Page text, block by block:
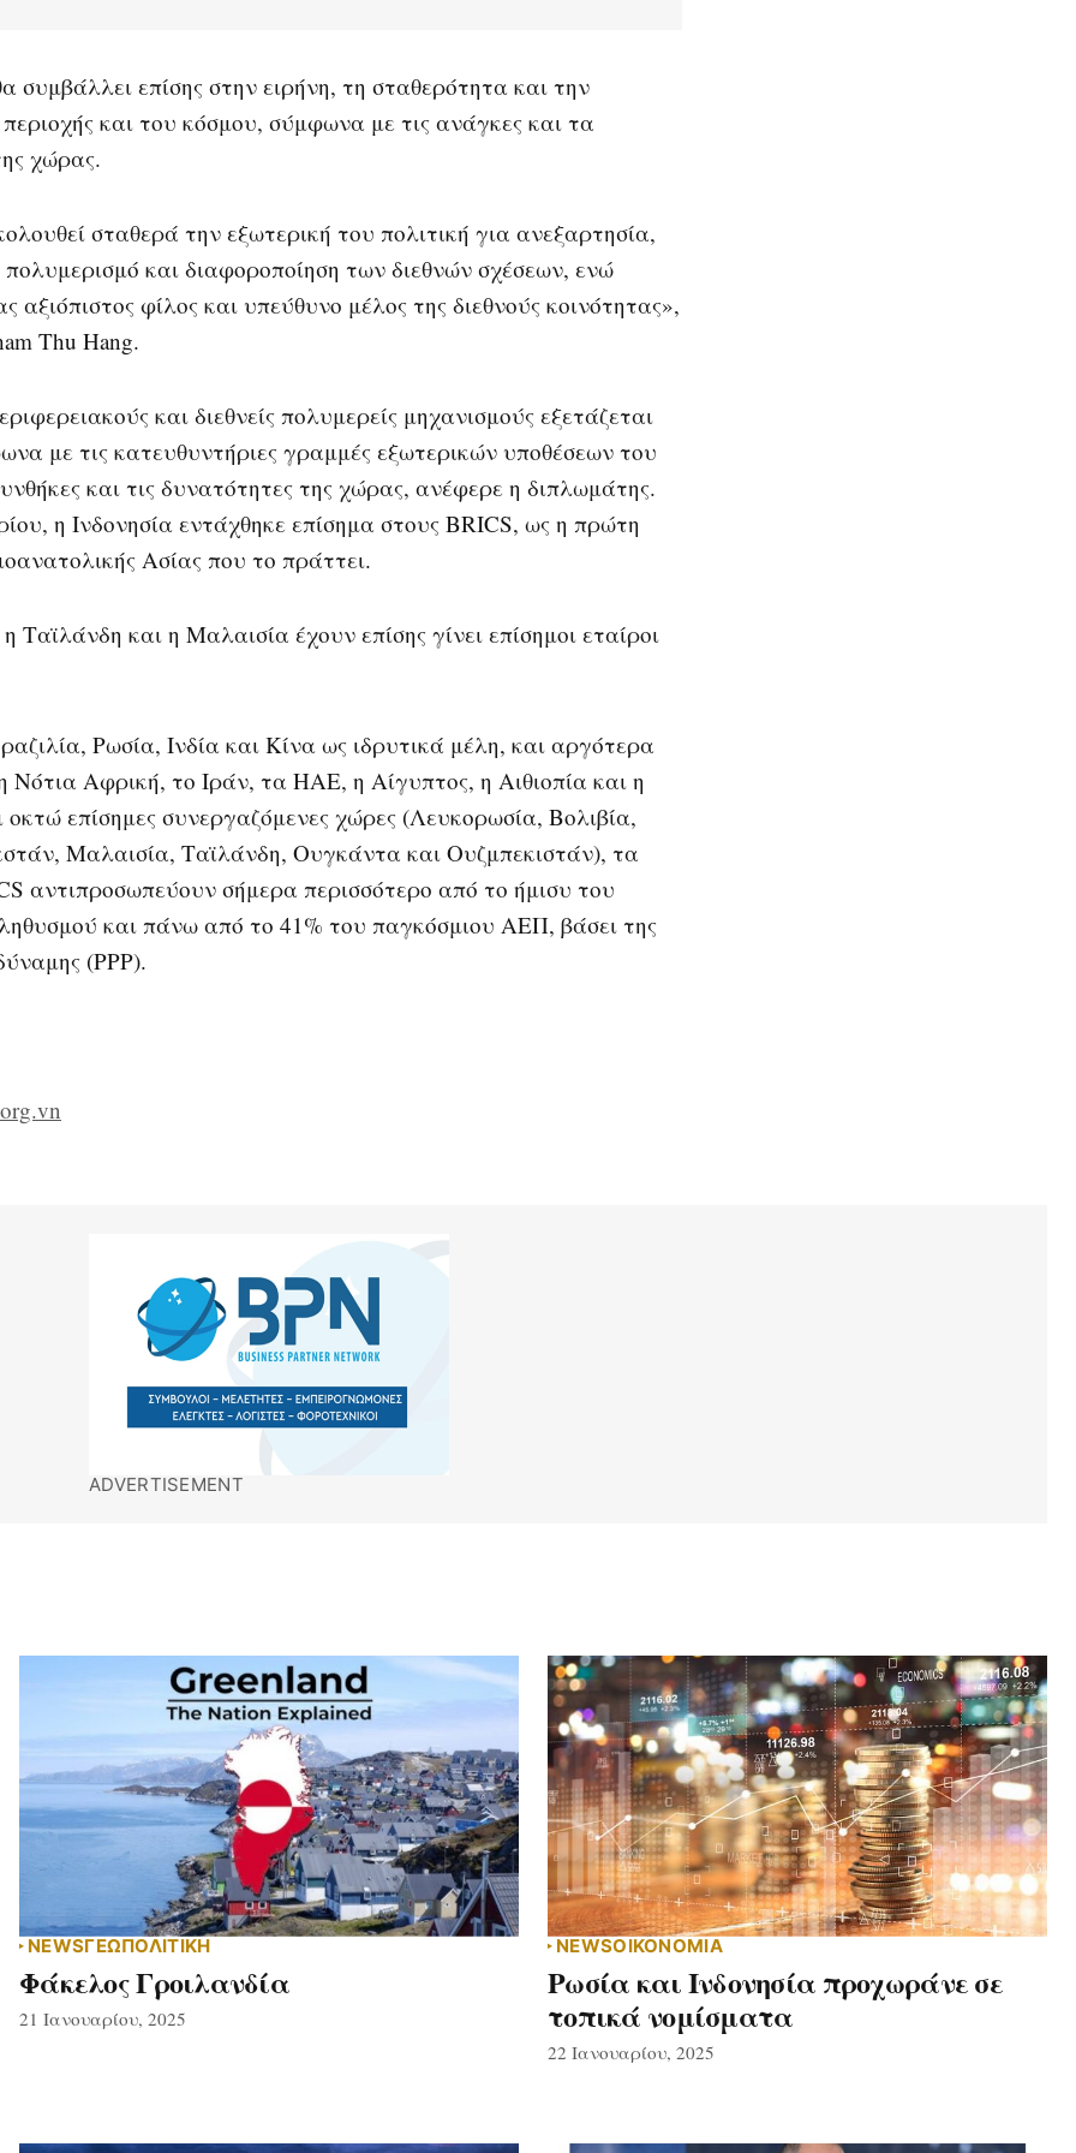
συμβάλλει επίσης στην ειρήνη, τη σταθερότητα και την
και του κόσμου, σύμφωνα με τις ανάγκες και τα
χώρας.
σταθερά την εξωτερική του πολιτική για ανεξαρτησία,
και διαφοροποίηση των διεθνών σχέσεων, ενώ
αξιόπιστος φίλος και υπεύθυνο μέλος της διεθνούς κοινότητας»,
Thu Hang.
και διεθνείς πολυμερείς μηχανισμούς εξετάζεται
με τις κατευθυντήριες γραμμές εξωτερικών υποθέσεων του
και τις δυνατότητες της χώρας, ανέφερε η διπλωμάτης.
η Ινδονησία εντάχθηκε επίσημα στους BRICS, ως η πρώτη
Ασίας που το πράττει.
Ταϊλάνδη και η Μαλαισία έχουν επίσης γίνει επίσημοι εταίροι
Ρωσία, Ινδία και Κίνα ως ιδρυτικά μέλη, και αργότερα
Νότια Αφρική, το Ιράν, τα ΗΑΕ, η Αίγυπτος, η Αιθιοπία και η
οκτώ επίσημες συνεργαζόμενες χώρες (Λευκορωσία, Βολιβία,
Μαλαισία, Ταϊλάνδη, Ουγκάντα και Ουζμπεκιστάν), τα
αντιπροσωπεύουν σήμερα περισσότερο από το ήμισυ του
και πάνω από το 41% του παγκόσμιου ΑΕΠ, βάσει της
(PPP).
ADVERTISEMENT
NEWSΓΕΩΠΟΛΙΤΙΚΗ
Φάκελος Γροιλανδία
21 Ιανουαρίου, 2025
NEWSΟΙΚΟΝΟΜΙΑ
Ρωσία και Ινδονησία προχωράνε σε
τοπικά νομίσματα
22 Ιανουαρίου, 2025